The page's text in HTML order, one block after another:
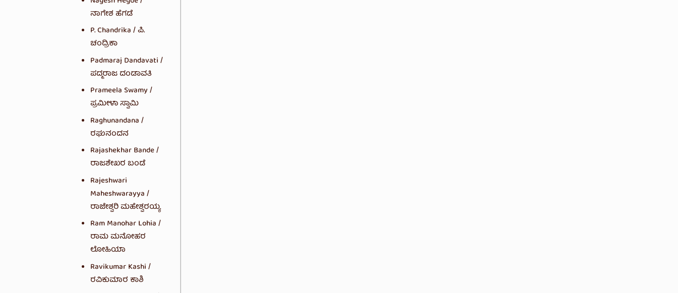
ನಾಗೇಶ ಹೆಗಡೆ
P. Chandrika / ಪಿ.
ಚಂದ್ರಿಕಾ
Padmaraj Dandavati /
ಪದ್ಮರಾಜ ದಂಡಾವತಿ
Prameela Swamy /
ಪ್ರಮೀಳಾ ಸ್ವಾಮಿ
Raghunandana /
ರಘುನಂದನ
Rajashekhar Bande /
ರಾಜಶೇಖರ ಬಂಡೆ
Rajeshwari
Maheshwarayya /
ರಾಜೇಶ್ವರಿ ಮಹೇಶ್ವರಯ್ಯ
Ram Manohar Lohia /
ರಾಮ ಮನೋಹರ
ಲೋಹಿಯಾ
Ravikumar Kashi /
ರವಿಕುಮಾರ ಕಾಶಿ